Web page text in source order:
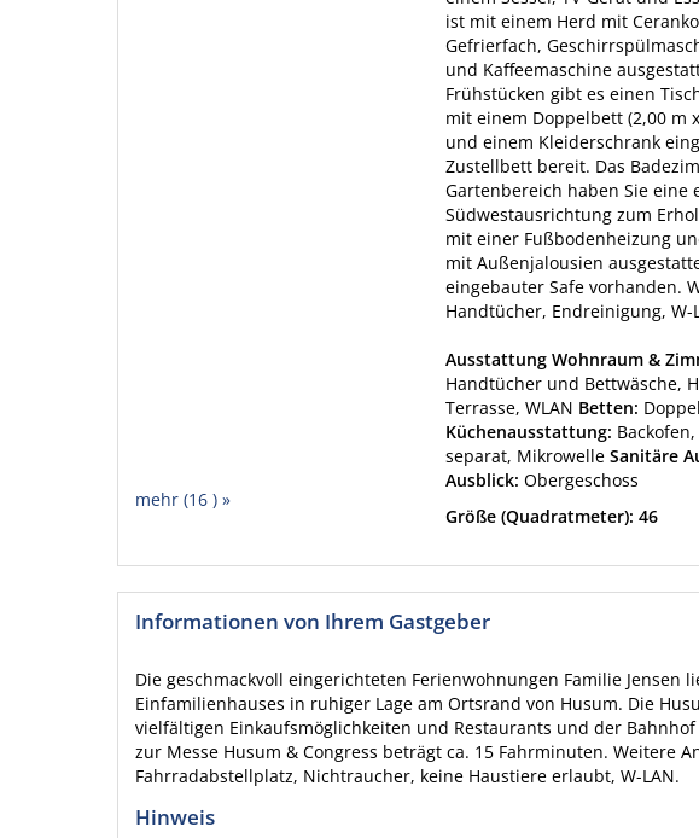
mehr (16 ) »
ist mit einem Herd mit
Gefrierfach,
und Kaffeemaschine
Frühstücken gibt es einen
mit einem Doppelbett (2,00 m
und einem Kleiderschrank
Zustellbett bereit. Das
Gartenbereich haben Sie eine
Südwestausrichtung zum
mit einer Fußbodenheizung
mit Außenjalousien
eingebauter Safe vorhanden.
Handtücher, Endreinigung,
Ausstattung Wohnraum &
Handtücher und Bettwäsche,
Terrasse, WLAN Betten:
Küchenausstattung:
separat, Mikrowelle Sanitäre
Ausblick:Obergeschoss
Größe (Quadratmeter): 46
Informationen von Ihrem Gastgeber
Die geschmackvoll eingerichteten Ferienwohnungen Familie Jensen
Einfamilienhauses in ruhiger Lage am Ortsrand von Husum. Die
vielfältigen Einkaufsmöglichkeiten und Restaurants und der
zur Messe Husum & Congress beträgt ca. 15 Fahrminuten. Weitere
Fahrradabstellplatz, Nichtraucher, keine Haustiere erlaubt, W-LAN.
Hinweis